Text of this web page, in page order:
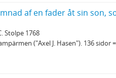
af en fader åt sin son,
Stolpe 1768
("Axel J. Hasen"). 136 sidor